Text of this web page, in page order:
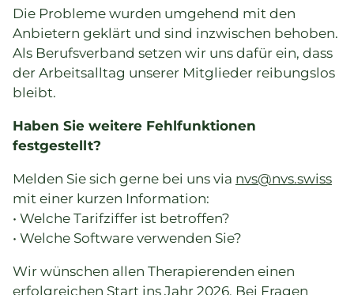
Die Probleme wurden umgehend mit den
Anbietern geklärt und sind inzwischen behoben.
Als Berufsverband setzen wir uns dafür ein, dass
der Arbeitsalltag unserer Mitglieder reibungslos
bleibt.
Haben Sie weitere Fehlfunktionen
festgestellt?
Melden Sie sich gerne bei uns via nvs@nvs.swiss
mit einer kurzen Information:
• Welche Tarifziffer ist betroffen?
• Welche Software verwenden Sie?
Wir wünschen allen Therapierenden einen
erfolgreichen Start ins Jahr 2026. Bei Fragen